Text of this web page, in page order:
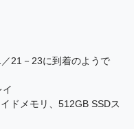
21－23に到着のようで
ドメモリ、512GB SSDス